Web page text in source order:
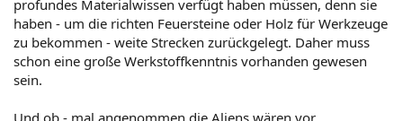
profundes Materialwissen verfügt haben müssen, denn sie
haben - um die richten Feuersteine oder Holz für Werkzeuge
zu bekommen - weite Strecken zurückgelegt. Daher muss
schon eine große Werkstoffkenntnis vorhanden gewesen
sein.
Und ob - mal angenommen die Aliens wären vor